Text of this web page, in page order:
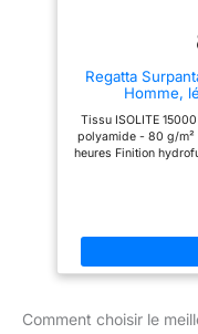
des journées exposées au
ouvertures d'accès
donnent accès aux
disponible du XS au
surpantalon s'entretient
lavage délicat à 40°C,
Regatta
Homme,
Tissu ISOLITE
polyamide - 80 g/
heures Finition
Comment choisir le